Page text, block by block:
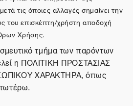
τις όποιες αλλαγές σημαίνει την
του επισκέπτη/χρήστη αποδοχή
Χρήσης.
τμήμα των παρόντων
η ΠΟΛΙΤΙΚΗ ΠΡΟΣΤΑΣΙΑΣ
ΧΑΡΑΚΤΗΡΑ, όπως